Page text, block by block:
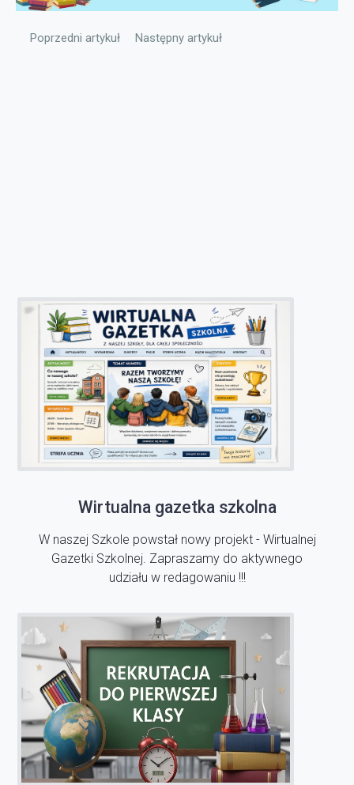
Poprzedni artykuł: Plan pracy psychologa i pedagoga
Poprzedni artykuł Następny artykuł: Samorząd uczniowski
Następny artykuł
Wirtualna gazetka szkolna
W naszej Szkole powstał nowy projekt - Wirtualnej
Gazetki Szkolnej. Zapraszamy do aktywnego
udziału w redagowaniu !!!